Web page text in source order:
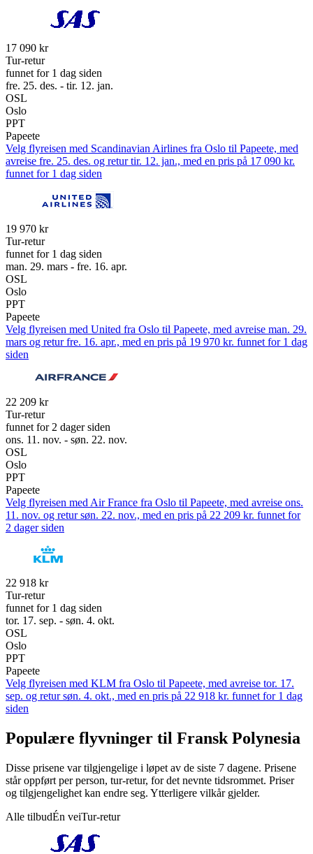
17 090 kr
Tur-retur
funnet for 1 dag siden
fre. 25. des. - tir. 12. jan.
OSL
Oslo
PPT
Papeete
Velg flyreisen med Scandinavian Airlines fra Oslo til Papeete, med
avreise fre. 25. des. og retur tir. 12. jan., med en pris på 17 090 kr.
funnet for 1 dag siden
19 970 kr
Tur-retur
funnet for 1 dag siden
man. 29. mars - fre. 16. apr.
OSL
Oslo
PPT
Papeete
Velg flyreisen med United fra Oslo til Papeete, med avreise man. 29.
mars og retur fre. 16. apr., med en pris på 19 970 kr. funnet for 1 dag
siden
22 209 kr
Tur-retur
funnet for 2 dager siden
ons. 11. nov. - søn. 22. nov.
OSL
Oslo
PPT
Papeete
Velg flyreisen med Air France fra Oslo til Papeete, med avreise ons.
11. nov. og retur søn. 22. nov., med en pris på 22 209 kr. funnet for
2 dager siden
22 918 kr
Tur-retur
funnet for 1 dag siden
tor. 17. sep. - søn. 4. okt.
OSL
Oslo
PPT
Papeete
Velg flyreisen med KLM fra Oslo til Papeete, med avreise tor. 17.
sep. og retur søn. 4. okt., med en pris på 22 918 kr. funnet for 1 dag
siden
Populære flyvninger til Fransk Polynesia
Disse prisene var tilgjengelige i løpet av de siste 7 dagene. Prisene
står oppført per person, tur-retur, for det nevnte tidsrommet. Priser
og tilgjengelighet kan endre seg. Ytterligere vilkår gjelder.
Alle tilbudÉn veiTur-retur